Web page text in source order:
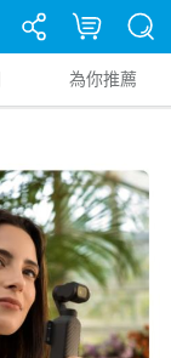
為你推薦